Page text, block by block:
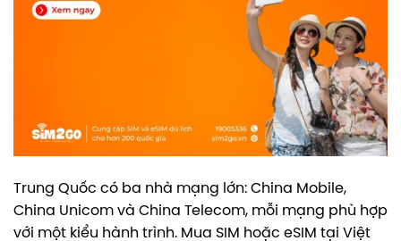
Trung Quốc có ba nhà mạng lớn: China Mobile,
China Unicom và China Telecom, mỗi mạng phù hợp
với một kiểu hành trình. Mua SIM hoặc eSIM tại Việt